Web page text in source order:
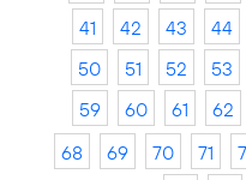
41
42 43 44
50
51 52 53
59
60 61 62
68
69 70 71